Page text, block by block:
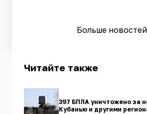
Больше новостей
Читайте также
397 БПЛА уничтожено за
Кубанью и другими